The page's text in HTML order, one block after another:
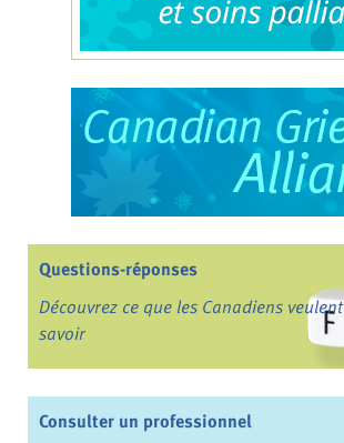
Questions-réponses
Découvrez ce que les Canadiens veulent
savoir
Consulter un professionnel